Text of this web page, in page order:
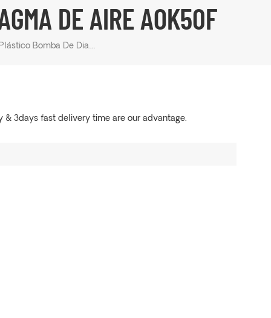
DE AIRE AOK50F
Válvula De Aleta De Plástico Bomba De Diafragma De Aire AOK50F
& 3days fast delivery time are our advantage.